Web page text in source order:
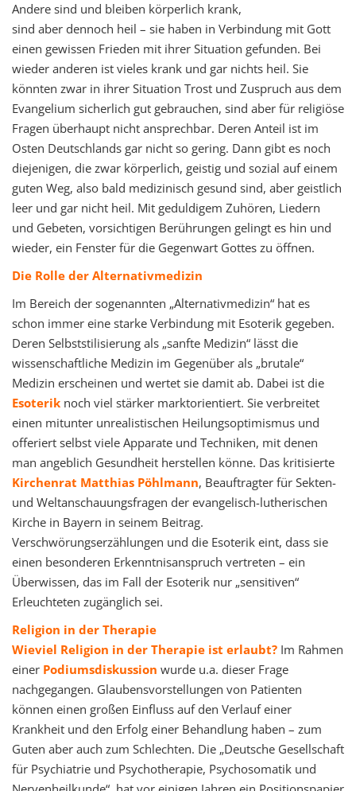
Andere sind und bleiben körperlich krank,
sind aber dennoch heil – sie haben in Verbindung mit Gott
einen gewissen Frieden mit ihrer Situation gefunden. Bei
wieder anderen ist vieles krank und gar nichts heil. Sie
könnten zwar in ihrer Situation Trost und Zuspruch aus dem
Evangelium sicherlich gut gebrauchen, sind aber für religiöse
Fragen überhaupt nicht ansprechbar. Deren Anteil ist im
Osten Deutschlands gar nicht so gering. Dann gibt es noch
diejenigen, die zwar körperlich, geistig und sozial auf einem
guten Weg, also bald medizinisch gesund sind, aber geistlich
leer und gar nicht heil. Mit geduldigem Zuhören, Liedern
und Gebeten, vorsichtigen Berührungen gelingt es hin und
wieder, ein Fenster für die Gegenwart Gottes zu öffnen.
Die Rolle der Alternativmedizin
Im Bereich der sogenannten „Alternativmedizin“ hat es
schon immer eine starke Verbindung mit Esoterik gegeben.
Deren Selbststilisierung als „sanfte Medizin“ lässt die
wissenschaftliche Medizin im Gegenüber als „brutale“
Medizin erscheinen und wertet sie damit ab. Dabei ist die
Esoterik noch viel stärker marktorientiert. Sie verbreitet
einen mitunter unrealistischen Heilungsoptimismus und
offeriert selbst viele Apparate und Techniken, mit denen
man angeblich Gesundheit herstellen könne. Das kritisierte
Kirchenrat Matthias Pöhlmann, Beauftragter für Sekten-
und Weltanschauungsfragen der evangelisch-lutherischen
Kirche in Bayern in seinem Beitrag.
Verschwörungserzählungen und die Esoterik eint, dass sie
einen besonderen Erkenntnisanspruch vertreten – ein
Überwissen, das im Fall der Esoterik nur „sensitiven“
Erleuchteten zugänglich sei.
Religion in der Therapie
Wieviel Religion in der Therapie ist erlaubt? Im Rahmen
einer Podiumsdiskussion wurde u.a. dieser Frage
nachgegangen. Glaubensvorstellungen von Patienten
können einen großen Einfluss auf den Verlauf einer
Krankheit und den Erfolg einer Behandlung haben – zum
Guten aber auch zum Schlechten. Die „Deutsche Gesellschaft
für Psychiatrie und Psychotherapie, Psychosomatik und